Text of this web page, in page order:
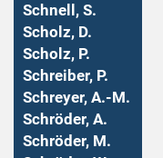
Schnell, S.
Scholz, D.
Scholz, P.
Schreiber, P.
Schreyer, A.-M.
Schröder, A.
Schröder, M.